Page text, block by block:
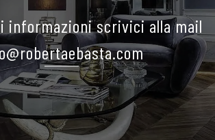
informazioni scrivici alla mail